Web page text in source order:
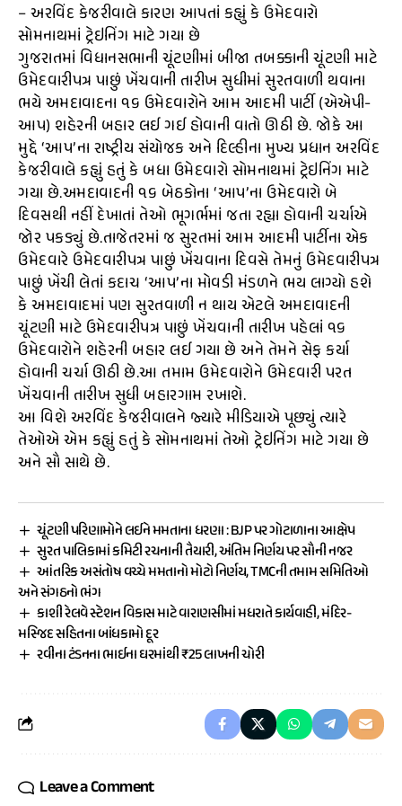
– અરવિંદ કેજરીવાલે કારણ આપતાં કહ્યું કે ઉમેદવારો
સોમનાથમાં ટ્રેઇનિંગ માટે ગયા છે
ગુજરાતમાં વિધાનસભાની ચૂંટણીમાં બીજા તબક્કાની ચૂંટણી માટે
ઉમેદવારીપત્ર પાછું ખેંચવાની તારીખ સુધીમાં સુરતવાળી થવાના
ભયે અમદાવાદના ૧૬ ઉમેદવારોને આમ આદમી પાર્ટી (એએપી-
આપ) શહેરની બહાર લઈ ગઈ હોવાની વાતો ઊઠી છે. જોકે આ
મુદ્દે ‘આપ’ના રાષ્ટ્રીય સંયોજક અને દિલ્હીના મુખ્ય પ્રધાન અરવિંદ
કેજરીવાલે કહ્યું હતું કે બધા ઉમેદવારો સોમનાથમાં ટ્રેઇનિંગ માટે
ગયા છે.અમદાવાદની ૧૬ બેઠકોના ‘આપ’ના ઉમેદવારો બે
દિવસથી નહીં દેખાતાં તેઓ ભૂગર્ભમાં જતા રહ્યા હોવાની ચર્ચાએ
જોર પકડ્યું છે.તાજેતરમાં જ સુરતમાં આમ આદમી પાર્ટીના એક
ઉમેદવારે ઉમેદવારીપત્ર પાછું ખેંચવાના દિવસે તેમનું ઉમેદવારીપત્ર
પાછું ખેંચી લેતાં કદાચ ‘આપ’ના મોવડી મંડળને ભય લાગ્યો હશે
કે અમદાવાદમાં પણ સુરતવાળી ન થાય એટલે અમદાવાદની
ચૂંટણી માટે ઉમેદવારીપત્ર પાછું ખેંચવાની તારીખ પહેલાં ૧૬
ઉમેદવારોને શહેરની બહાર લઈ ગયા છે અને તેમને સેફ કર્યા
હોવાની ચર્ચા ઊઠી છે.આ તમામ ઉમેદવારોને ઉમેદવારી પરત
ખેંચવાની તારીખ સુધી બહારગામ રખાશે.
આ વિશે અરવિંદ કેજરીવાલને જ્યારે મીડિયાએ પૂછ્યું ત્યારે
તેઓએ એમ કહ્યું હતું કે સોમનાથમાં તેઓ ટ્રેઇનિંગ માટે ગયા છે
અને સૌ સાથે છે.
ચૂંટણી પરિણામોને લઈને મમતાના ધરણા : BJP પર ગોટાળાના આક્ષેપ
સુરત પાલિકામાં કમિટી રચનાની તૈયારી, અંતિમ નિર્ણય પર સૌની નજર
આંતરિક અસંતોષ વચ્ચે મમતાનો મોટો નિર્ણય, TMCની તમામ સમિતિઓ
અને સંગઠનો ભંગ
કાશી રેલવે સ્ટેશન વિકાસ માટે વારાણસીમાં મધરાતે કાર્યવાહી, મંદિર-
મસ્જિદ સહિતના બાંધકામો દૂર
રવીના ટંડનના ભાઈના ઘરમાંથી ₹25 લાખની ચોરી
Leave a Comment